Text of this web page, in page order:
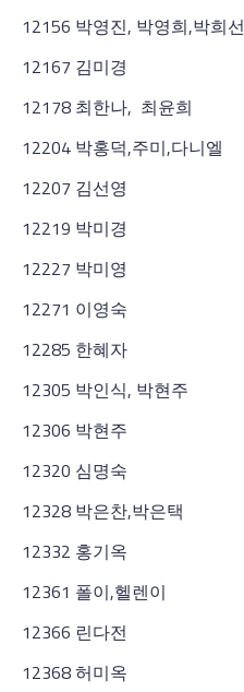
12156 박영진, 박영희,박희선
12167 김미경
12178 최한나, 최윤희
12204 박홍덕,주미,다니엘
12207 김선영
12219 박미경
12227 박미영
12271 이영숙
12285 한혜자
12305 박인식, 박현주
12306 박현주
12320 심명숙
12328 박은찬,박은택
12332 홍기옥
12361 폴이,헬렌이
12366 린다전
12368 허미옥